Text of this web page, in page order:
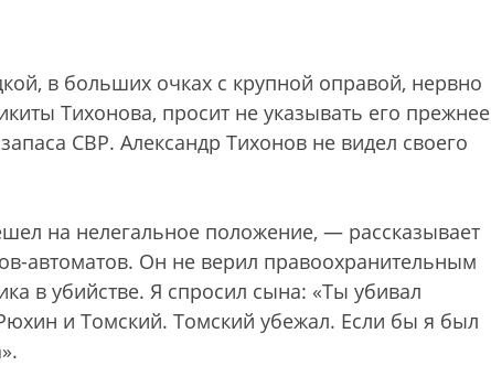
в больших очках с крупной оправой, нервно
Тихонова, просит не указывать его прежнее
СВР. Александр Тихонов не видел своего
на нелегальное положение, — рассказывает
автоматов. Он не верил правоохранительным
в убийстве. Я спросил сына: «Ты убивал
и Томский. Томский убежал. Если бы я был